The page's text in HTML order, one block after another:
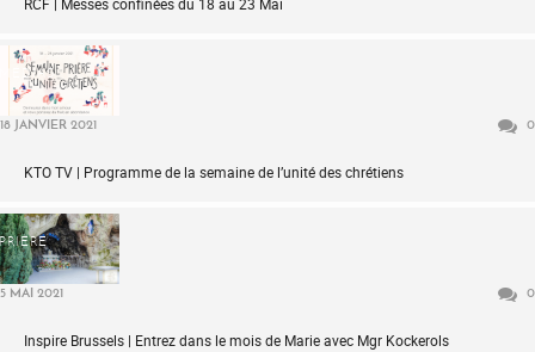
MÉDIAS
18 JANVIER 2021 0
KTO TV | Programme de la semaine de l’unité des chrétiens
PRIÈRE
5 MAI 2021 0
Inspire Brussels | Entrez dans le mois de Marie avec Mgr Kockerols